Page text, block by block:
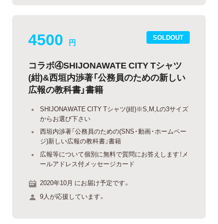
SOLDOUT
4500 円
コラボ④SHIJONAWATE CITY Tシャツ
(紺)&西垣内渉著「公務員のための新しい
広報の教科書」書籍
SHIJONAWATE CITY Tシャツ(紺)※S,M,Lの3サイズ
からお選び下さい
西垣内渉著「公務員のための(SNS・動画・ホームペー
ジ)新しい広報の教科書」書籍
広報等について個別に無料で質問にお答えします！メ
ールアドレス付メッセージカード
2020年10月 にお届け予定です。
9人が応援しています。